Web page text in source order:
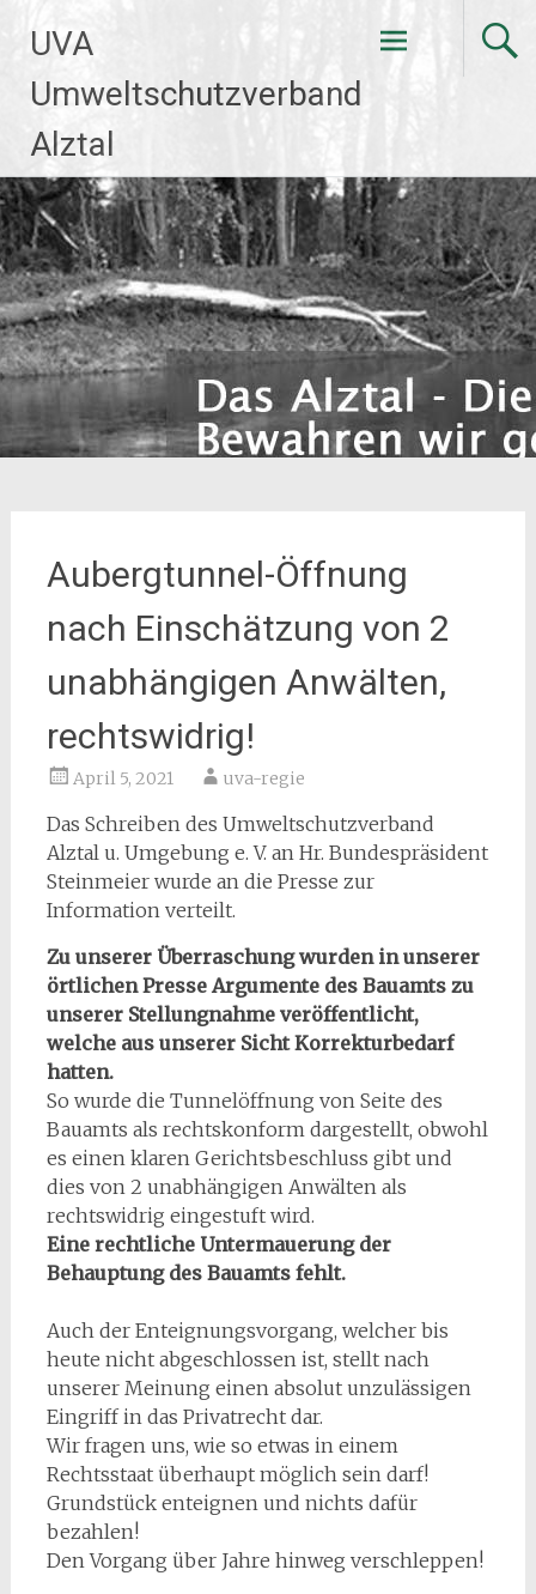
InhaltUVA
Umweltschutzverband
Alztal
Aubergtunnel-Öffnung
nach Einschätzung von 2
unabhängigen Anwälten,
rechtswidrig!
April 5, 2021 uva-regie
Das Schreiben des Umweltschutzverband
Alztal u. Umgebung e. V. an Hr. Bundespräsident
Steinmeier wurde an die Presse zur
Information verteilt.
Zu unserer Überraschung wurden in unserer
örtlichen Presse Argumente des Bauamts zu
unserer Stellungnahme veröffentlicht,
welche aus unserer Sicht Korrekturbedarf
hatten.
So wurde die Tunnelöffnung von Seite des
Bauamts als rechtskonform dargestellt, obwohl
es einen klaren Gerichtsbeschluss gibt und
dies von 2 unabhängigen Anwälten als
rechtswidrig eingestuft wird.
Eine rechtliche Untermauerung der
Behauptung des Bauamts fehlt.
Auch der Enteignungsvorgang, welcher bis
heute nicht abgeschlossen ist, stellt nach
unserer Meinung einen absolut unzulässigen
Eingriff in das Privatrecht dar.
Wir fragen uns, wie so etwas in einem
Rechtsstaat überhaupt möglich sein darf!
Grundstück enteignen und nichts dafür
bezahlen!
Den Vorgang über Jahre hinweg verschleppen!